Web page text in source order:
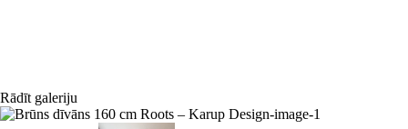
Rādīt galeriju